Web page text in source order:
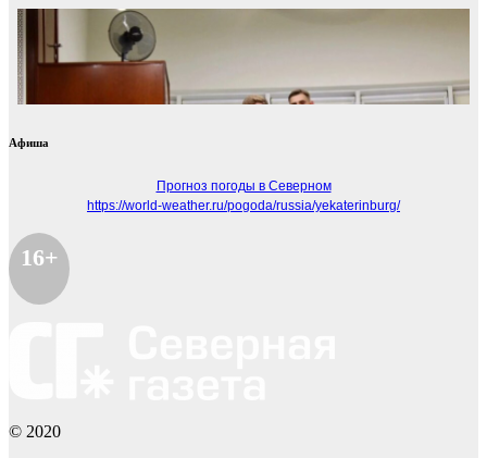
Афиша
Прогноз погоды в Северном
https://world-weather.ru/pogoda/russia/yekaterinburg/
16+
© 2020